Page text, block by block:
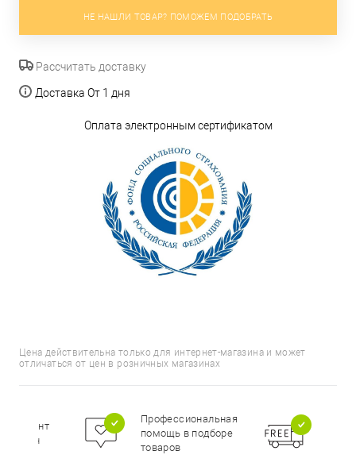
НЕ НАШЛИ ТОВАР? ПОМОЖЕМ ПОДОБРАТЬ
Рассчитать доставку
Доставка От 1 дня
Оплата электронным сертификатом
Цена действительна только для интернет-магазина и может
отличаться от цен в розничных магазинах
Профессиональная
помощь в подборе
товаров